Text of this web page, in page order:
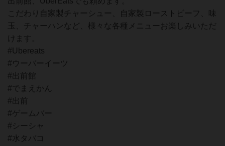
こだわり自家製チャーシュー、自家製ローストビーフ、味
玉、チャーハンなど、様々な各種メニューお楽しみいただ
けます。
#Ubereats
#ウーバーイーツ
#出前館
#でまえかん
#出前
#ゲームバー
#シーシャ
#水タバコ